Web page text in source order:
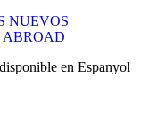
NUEVOS
ABROAD
en Espanyol